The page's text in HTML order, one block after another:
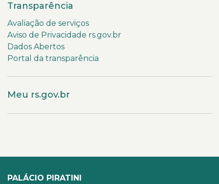
Transparência
Avaliação de serviços
Aviso de Privacidade rs.gov.br
Dados Abertos
Portal da transparência
Meu rs.gov.br
PALÁCIO PIRATINI